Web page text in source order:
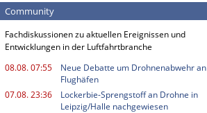
Community
Fachdiskussionen zu aktuellen Ereignissen und
Entwicklungen in der Luftfahrtbranche
08.08. 07:55
Neue Debatte um Drohnenabwehr an
Flughäfen
07.08. 23:36
Lockerbie-Sprengstoff an Drohne in
Leipzig/Halle nachgewiesen